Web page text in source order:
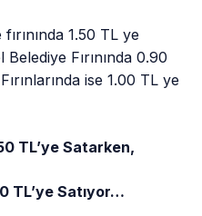
1.50 TL ye
Fırınında 0.90
ise 1.00 TL ye
TL’ye Satarken,
TL’ye Satıyor…